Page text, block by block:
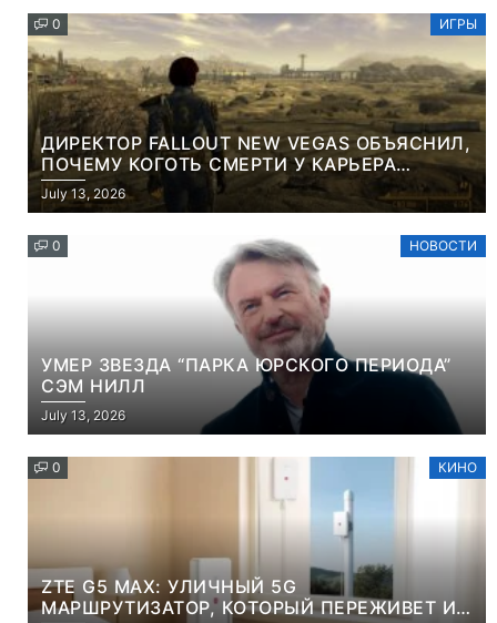
0 ИГРЫ
ДИРЕКТОР FALLOUT NEW VEGAS ОБЪЯСНИЛ,
ПОЧЕМУ КОГОТЬ СМЕРТИ У КАРЬЕРА
НАМЕРЕННО СНОСИТ ВАМ ГОЛОВУ
July 13, 2026
0 НОВОСТИ
УМЕР ЗВЕЗДА “ПАРКА ЮРСКОГО ПЕРИОДА”
СЭМ НИЛЛ
July 13, 2026
0 КИНО
ZTE G5 MAX: УЛИЧНЫЙ 5G
МАРШРУТИЗАТОР, КОТОРЫЙ ПЕРЕЖИВЕТ И